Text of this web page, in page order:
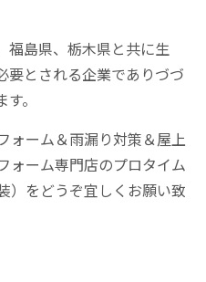
福島県、栃木県と共に生
要とされる企業でありづづ
。
ォーム＆雨漏り対策＆屋上
ォーム専門店のプロタイム
）をどうぞ宜しくお願い致